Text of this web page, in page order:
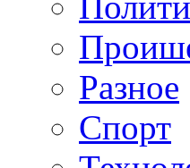
Разное
Спорт